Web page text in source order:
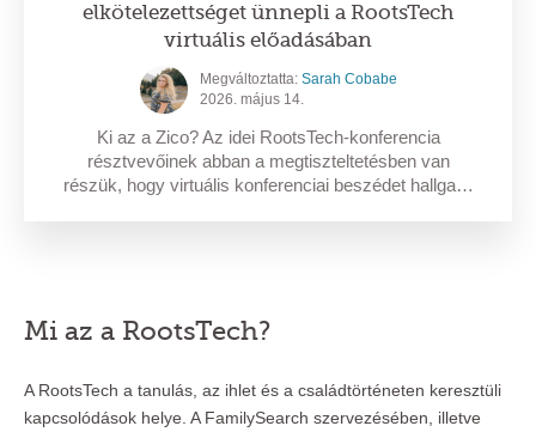
elkötelezettséget ünnepli a RootsTech
virtuális előadásában
Megváltoztatta: Sarah Cobabe
2026. május 14.
Ki az a Zico? Az idei RootsTech-konferencia
résztvevőinek abban a megtiszteltetésben van
részük, hogy virtuális konferenciai beszédet hallga…
Mi az a RootsTech?
A RootsTech a tanulás, az ihlet és a családtörténeten keresztüli
kapcsolódások helye. A FamilySearch szervezésében, illetve